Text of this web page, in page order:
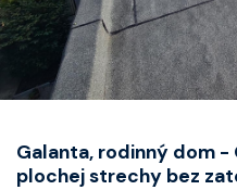
Galanta, rodinný dom -
plochej strechy bez